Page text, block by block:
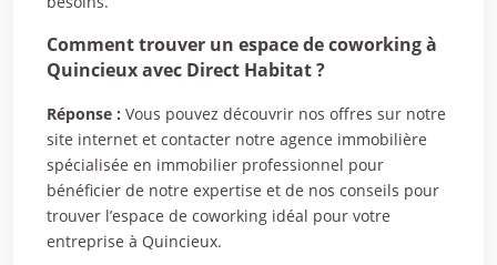
Comment trouver un espace de coworking à
Quincieux avec Direct Habitat ?
Réponse : Vous pouvez découvrir nos offres sur notre
site internet et contacter notre agence immobilière
spécialisée en immobilier professionnel pour
bénéficier de notre expertise et de nos conseils pour
trouver l’espace de coworking idéal pour votre
entreprise à Quincieux.